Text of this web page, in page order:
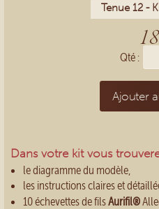
Tenue 12 -
Dans votre kit vous
le diagramme du modèle,
les instructions claires et
10 échevettes de filsAurifil®
Qté :
Ajouter